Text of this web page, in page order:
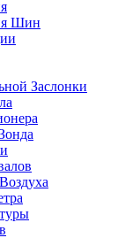
Шин
Заслонки